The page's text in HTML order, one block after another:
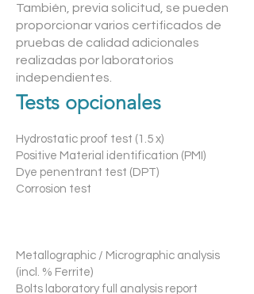
También, previa solicitud, se pueden
proporcionar varios certificados de
pruebas de calidad adicionales
realizadas por laboratorios
independientes.
Tests opcionales
Hydrostatic proof test (1.5 x)
Positive Material identification (PMI)
Dye penentrant test (DPT)
Corrosion test
Metallographic / Micrographic analysis
(incl. % Ferrite)
Bolts laboratory full analysis report